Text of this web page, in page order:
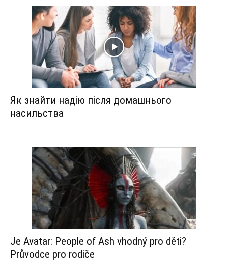
Як знайти надію після домашнього
насильства
Je Avatar: People of Ash vhodný pro děti?
Průvodce pro rodiče